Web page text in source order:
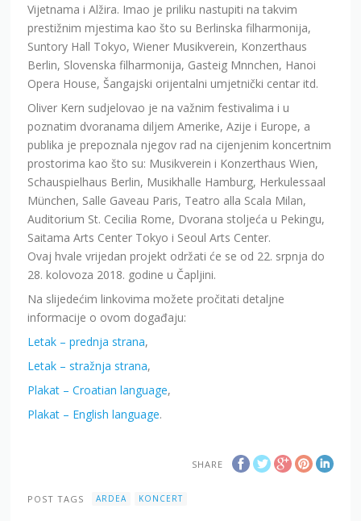
Vijetnama i Alžira. Imao je priliku nastupiti na takvim
prestižnim mjestima kao što su Berlinska filharmonija,
Suntory Hall Tokyo, Wiener Musikverein, Konzerthaus
Berlin, Slovenska filharmonija, Gasteig Mnnchen, Hanoi
Opera House, Šangajski orijentalni umjetnički centar itd.
Oliver Kern sudjelovao je na važnim festivalima i u
poznatim dvoranama diljem Amerike, Azije i Europe, a
publika je prepoznala njegov rad na cijenjenim koncertnim
prostorima kao što su: Musikverein i Konzerthaus Wien,
Schauspielhaus Berlin, Musikhalle Hamburg, Herkulessaal
München, Salle Gaveau Paris, Teatro alla Scala Milan,
Auditorium St. Cecilia Rome, Dvorana stoljeća u Pekingu,
Saitama Arts Center Tokyo i Seoul Arts Center.
Ovaj hvale vrijedan projekt održati će se od 22. srpnja do
28. kolovoza 2018. godine u Čapljini.
Na slijedećim linkovima možete pročitati detaljne
informacije o ovom događaju:
Letak – prednja strana,
Letak – stražnja strana,
Plakat – Croatian language,
Plakat – English language.
SHARE
POST TAGS ARDEA KONCERT